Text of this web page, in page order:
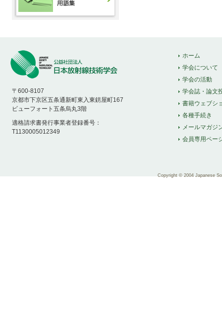
ホーム
学会について
学会の活動
学会誌・論文
書籍ウェブシ
各種手続き
メールマガジ
会員専用ペー
〒600-8107
京都市下京区五条通新町東入東錺屋町167
ビューフォート五条烏丸3階
適格請求書発行事業者登録番号：
T1130005012349
Copyright © 2004 Japanese